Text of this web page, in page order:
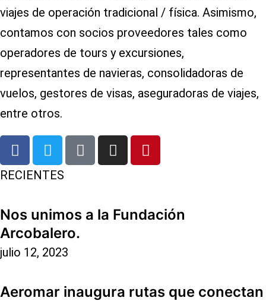
viajes de operación tradicional / física. Asimismo,
contamos con socios proveedores tales como
operadores de tours y excursiones,
representantes de navieras, consolidadoras de
vuelos, gestores de visas, aseguradoras de viajes,
entre otros.
RECIENTES
Nos unimos a la Fundación
Arcobalero.
julio 12, 2023
Aeromar inaugura rutas que conectan